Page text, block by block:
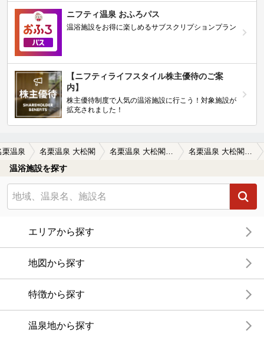
ニフティ温泉 おふろパス
温浴施設をお得に楽しめるサブスクリプションプラン
【ニフティライフスタイル株主優待のご案
内】
株主優待制度で人気の温浴施設に行こう！対象施設が
拡充されました！
栗温泉 名栗温泉 大松閣
温浴施設を探す
エリアから探す
地図から探す
特徴から探す
温泉地から探す